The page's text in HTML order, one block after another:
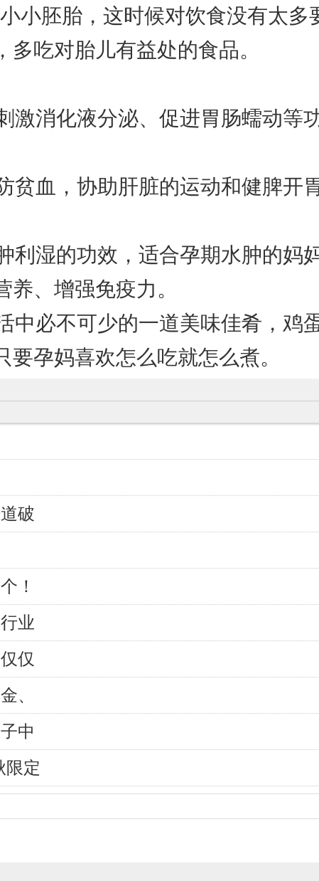
小胚胎，这时候对饮食没有太多
吃对胎儿有益处的食品。
激消化液分泌、促进胃肠蠕动等
血，协助肝脏的运动和健脾开
利湿的功效，适合孕期水肿的妈
、增强免疫力。
中必不可少的一道美味佳肴，鸡
孕妈喜欢怎么吃就怎么煮。
破
！
业
仅
、
中
限定